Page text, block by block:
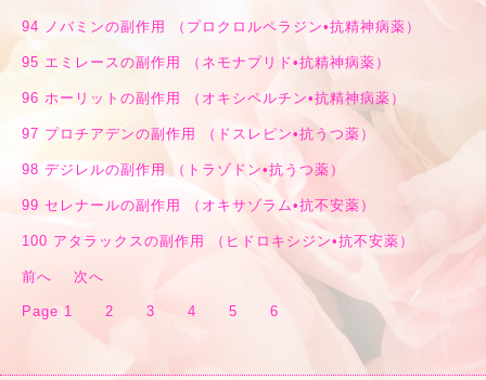
94 ノバミンの副作用 （プロクロルペラジン•抗精神病薬）
95 エミレースの副作用 （ネモナプリド•抗精神病薬）
96 ホーリットの副作用 （オキシペルチン•抗精神病薬）
97 プロチアデンの副作用 （ドスレピン•抗うつ薬）
98 デジレルの副作用 （トラゾドン•抗うつ薬）
99 セレナールの副作用 （オキサゾラム•抗不安薬）
100 アタラックスの副作用 （ヒドロキシジン•抗不安薬）
前へ 次へ
Page 1 2 3 4 5 6